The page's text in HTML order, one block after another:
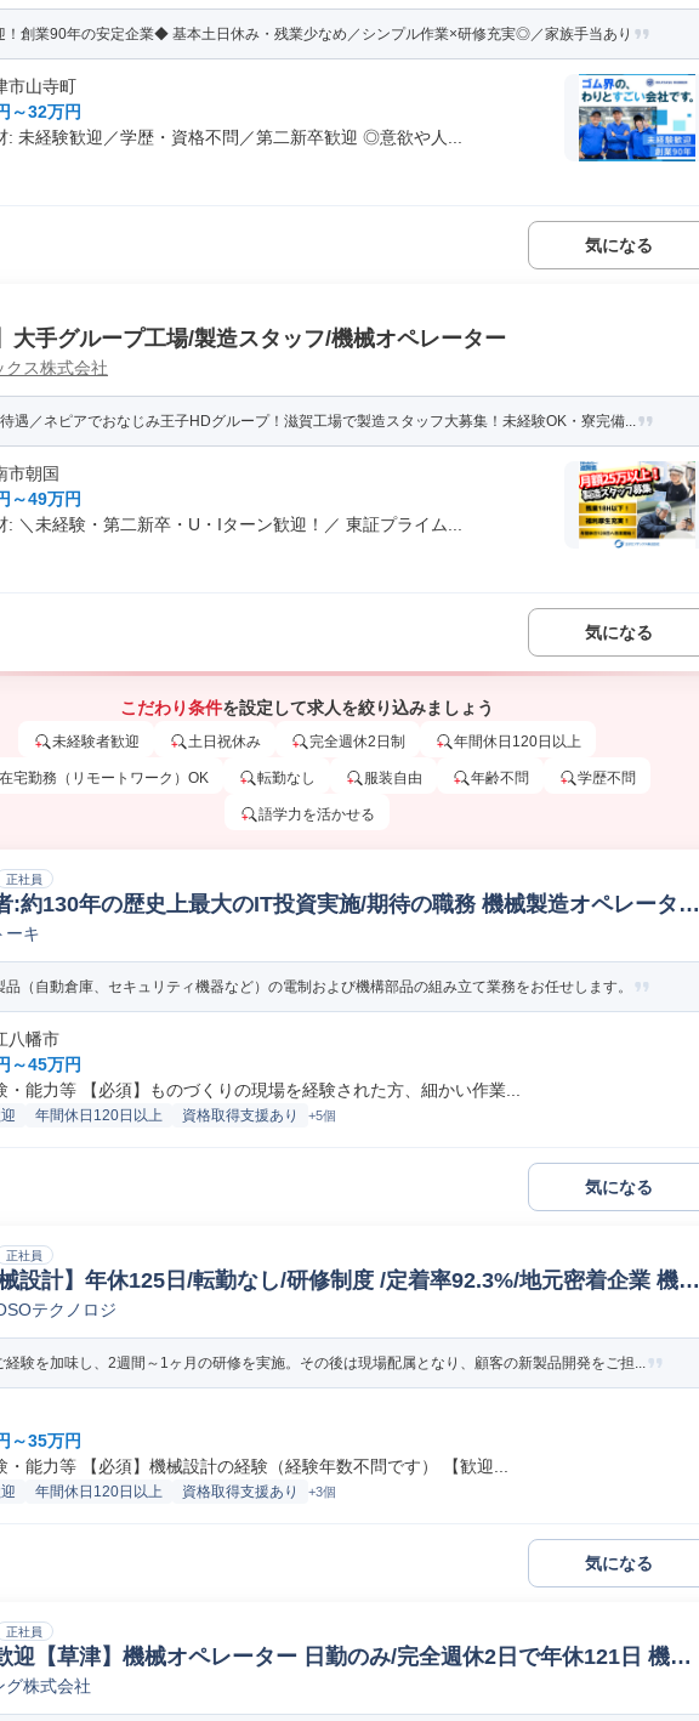
！創業90年の安定企業◆ 基本土日休み・残業少なめ／シンプル作業×研修充実◎／家族手当あり
市山寺町
～32万円
: 未経験歓迎／学歴・資格不問／第二新卒歓迎 ◎意欲や人...
気になる
大手グループ工場/製造スタッフ/機械オペレーター
クス株式会社
遇／ネピアでおなじみ王子HDグループ！滋賀工場で製造スタッフ大募集！未経験OK・寮完備...
市朝国
～49万円
: ＼未経験・第二新卒・U・Iターン歓迎！／ 東証プライム...
気になる
こだわり条件を設定して求人を絞り込みましょう
未経験者歓迎 土日祝休み 完全週休2日制 年間休日120日以上
在宅勤務（リモートワーク）OK 転勤なし 服装自由 年齢不問 学歴不問
語学力を活かせる
正社員
:約130年の歴史上最大のIT投資実施/期待の職務 機械製造オペレーター/
ージャー
ーキ
品（自動倉庫、セキュリティ機器など）の電制および機構部品の組み立て業務をお任せします。
八幡市
～45万円
・能力等 【必須】ものづくりの現場を経験された方、細かい作業...
年間休日120日以上 資格取得支援あり +5個
気になる
正社員
械設計】年休125日/転勤なし/研修制度 /定着率92.3%/地元密着企業 機構
テクノロジ
経験を加味し、2週間～1ヶ月の研修を実施。その後は現場配属となり、顧客の新製品開発をご担...
～35万円
・能力等 【必須】機械設計の経験（経験年数不問です） 【歓迎...
年間休日120日以上 資格取得支援あり +3個
気になる
正社員
迎【草津】機械オペレーター 日勤のみ/完全週休2日で年休121日 機械
ーター/ラインマネージャー
グ株式会社